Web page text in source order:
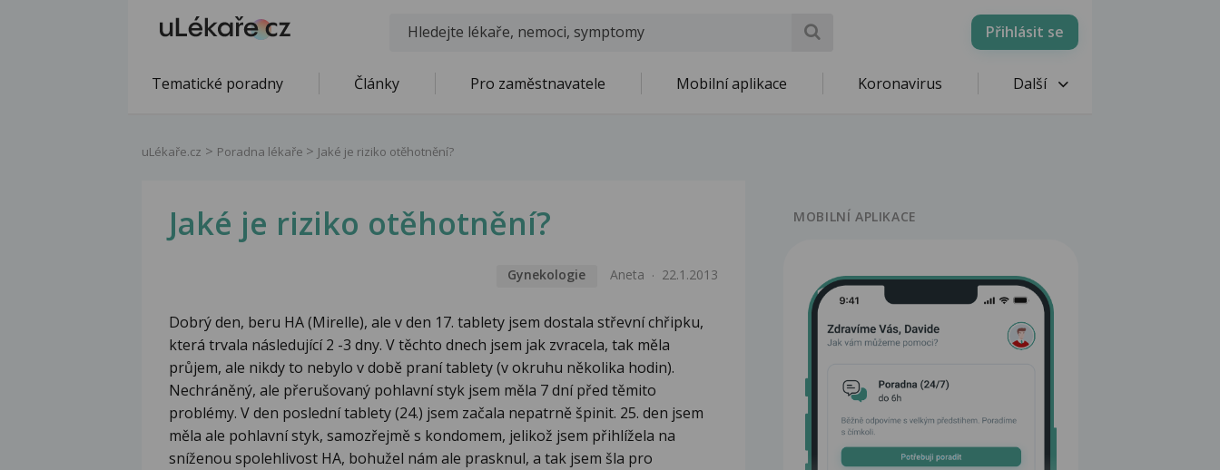
Přihlásit se
Tematické poradny Články Pro zaměstnavatele Mobilní aplikace Koronavirus Další
uLékaře.cz Poradna lékaře Jaké je riziko otěhotnění?
Jaké je riziko otěhotnění?
Gynekologie Aneta 22.1.2013
Dobrý den, beru HA (Mirelle), ale v den 17. tablety jsem dostala střevní chřipku,
která trvala následující 2 -3 dny. V těchto dnech jsem jak zvracela, tak měla
průjem, ale nikdy to nebylo v době praní tablety (v okruhu několika hodin).
Nechráněný, ale přerušovaný pohlavní styk jsem měla 7 dní před těmito
problémy. V den poslední tablety (24.) jsem začala nepatrně špinit. 25. den jsem
měla ale pohlavní styk, samozřejmě s kondomem, jelikož jsem přihlížela na
sníženou spolehlivost HA, bohužel nám ale prasknul, a tak jsem šla pro
MOBILNÍ APLIKACE